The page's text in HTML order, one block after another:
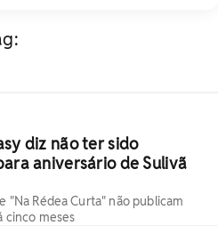
diz não ter sido
aniversário de Sulivã
"Na Rédea Curta" não publicam
cinco meses